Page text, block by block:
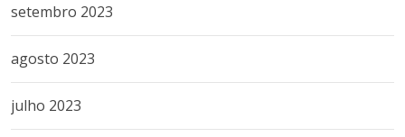
setembro 2023
agosto 2023
julho 2023